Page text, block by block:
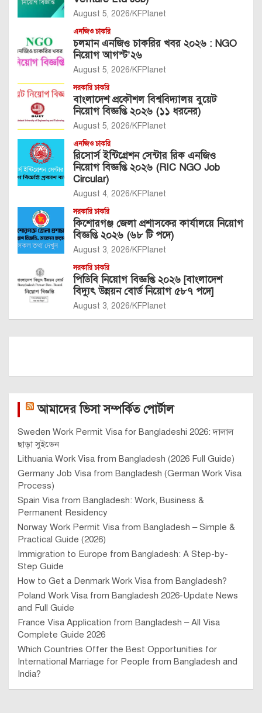
August 5, 2026 KFPlanet
এনজিও চাকরি
চলমান এনজিও চাকরির খবর ২০২৬ : NGO
নিয়োগ আগস্ট’২৬
August 5, 2026 KFPlanet
সরকারি চাকরি
বাংলাদেশ প্রকৌশল বিশ্ববিদ্যালয় বুয়েট
নিয়োগ বিজ্ঞপ্তি ২০২৬ (১১ ধরনের)
August 5, 2026 KFPlanet
এনজিও চাকরি
রিসোর্স ইন্টিগ্রেশন সেন্টার রিক এনজিও
নিয়োগ বিজ্ঞপ্তি ২০২৬ (RIC NGO Job
Circular)
August 4, 2026 KFPlanet
সরকারি চাকরি
কিশোরগঞ্জ জেলা প্রশাসকের কার্যালয়ে নিয়োগ
বিজ্ঞপ্তি ২০২৬ (৬৮ টি পদে)
August 3, 2026 KFPlanet
সরকারি চাকরি
পিডিবি নিয়োগ বিজ্ঞপ্তি ২০২৬ [বাংলাদেশ
বিদ্যুৎ উন্নয়ন বোর্ড নিয়োগ ৫৮৭ পদে]
August 3, 2026 KFPlanet
আমাদের ভিসা সম্পর্কিত পোর্টাল
Sweden Work Permit Visa for Bangladeshi 2026: দালাল
ছাড়া সুইডেন
Lithuania Work Visa from Bangladesh (2026 Full Guide)
Germany Job Visa from Bangladesh (German Work Visa
Process)
Spain Visa from Bangladesh: Work, Business &
Permanent Residency
Norway Work Permit Visa from Bangladesh – Simple &
Practical Guide (2026)
Immigration to Europe from Bangladesh: A Step-by-
Step Guide
How to Get a Denmark Work Visa from Bangladesh?
Poland Work Visa from Bangladesh 2026-Update News
and Full Guide
France Visa Application from Bangladesh – All Visa
Complete Guide 2026
Which Countries Offer the Best Opportunities for
International Marriage for People from Bangladesh and
India?